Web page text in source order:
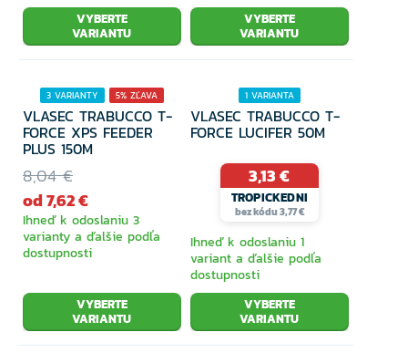
VYBERTE
VARIANTU
VYBERTE
VARIANTU
3 VARIANTY 5% ZĽAVA
VLASEC TRABUCCO T-
FORCE XPS FEEDER
PLUS 150M
8,04 €
od 7,62 €
Ihneď k odoslaniu 3
varianty a ďalšie podľa
dostupnosti
VYBERTE
VARIANTU
1 VARIANTA
VLASEC TRABUCCO T-
FORCE LUCIFER 50M
3,13 €
TROPICKEDNI
bez kódu 3,77 €
Ihneď k odoslaniu 1
variant a ďalšie podľa
dostupnosti
VYBERTE
VARIANTU